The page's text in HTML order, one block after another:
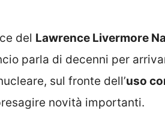
del Lawrence Livermore
parla di decenni per
sul fronte dell’uso
novità importanti.